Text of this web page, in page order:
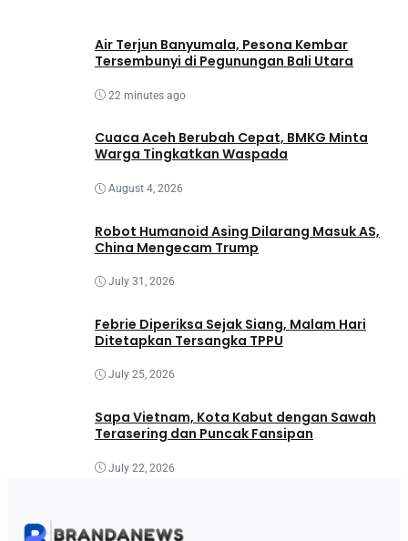
Air Terjun Banyumala, Pesona Kembar
Tersembunyi di Pegunungan Bali Utara
22 minutes ago
Cuaca Aceh Berubah Cepat, BMKG Minta
Warga Tingkatkan Waspada
August 4, 2026
Robot Humanoid Asing Dilarang Masuk AS,
China Mengecam Trump
July 31, 2026
Febrie Diperiksa Sejak Siang, Malam Hari
Ditetapkan Tersangka TPPU
July 25, 2026
Sapa Vietnam, Kota Kabut dengan Sawah
Terasering dan Puncak Fansipan
July 22, 2026